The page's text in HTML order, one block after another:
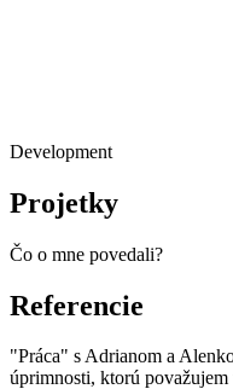
Development
Projetky
Čo o mne povedali?
Referencie
"Práca" s Adrianom a
úprimnosti, ktorú